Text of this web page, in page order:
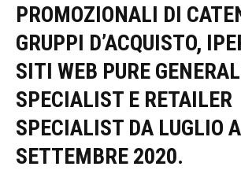
PROMOZIONALI DI
GRUPPI D’ACQUISTO,
SITI WEB PURE
SPECIALIST E RETAILER
SPECIALIST DA LUGLIO A
SETTEMBRE 2020.